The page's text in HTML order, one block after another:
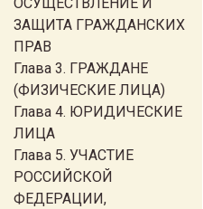
ЗАЩИТА ГРАЖДАНСКИХ
ПРАВ
Глава 3. ГРАЖДАНЕ
(ФИЗИЧЕСКИЕ ЛИЦА)
Глава 4. ЮРИДИЧЕСКИЕ
ЛИЦА
Глава 5. УЧАСТИЕ
РОССИЙСКОЙ
ФЕДЕРАЦИИ,